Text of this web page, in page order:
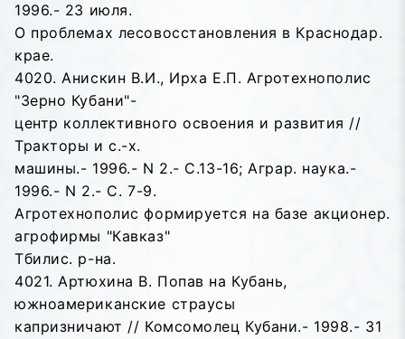
1996.- 23 июля.
О проблемах лесовосстановления в Краснодар.
крае.
4020. Анискин В.И., Ирха Е.П. Агротехнополис
"Зерно Кубани"-
центр коллективного освоения и развития //
Тракторы и с.-х.
машины.- 1996.- N 2.- С.13-16; Аграр. наука.-
1996.- N 2.- С. 7-9.
Агротехнополис формируется на базе акционер.
агрофирмы "Кавказ"
Тбилис. р-на.
4021. Артюхина В. Попав на Кубань,
южноамериканские страусы
капризничают // Комсомолец Кубани.- 1998.- 31